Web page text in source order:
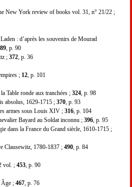
New York review of books vol. 31, n° 21/22 ;
: d’après les souvenirs de Mourad
, p. 90
; 372 , p. 36
; 12 , p. 101
Table ronde aux tranchées ; 324 , p. 98
absolus, 1629-1715 ; 370 , p. 93
armes sous Louis XIV ; 316 , p. 104
Bayard au Soldat inconnu ; 396 , p. 95
dans la France du Grand siècle, 1610-1715 ;
Clausewitz, 1780-1837 ; 490 , p. 84
vol. ; 453 , p. 90
; 467 , p. 76